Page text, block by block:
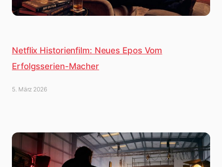
Netflix Historienfilm: Neues Epos Vom
Erfolgsserien-Macher
5. März 2026